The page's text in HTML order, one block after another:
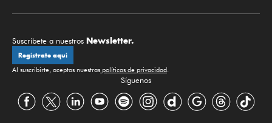
Suscríbete a nuestros Newsletter.
Regístrate aquí
Al suscribirte, aceptas nuestras políticas de privacidad
Síguenos